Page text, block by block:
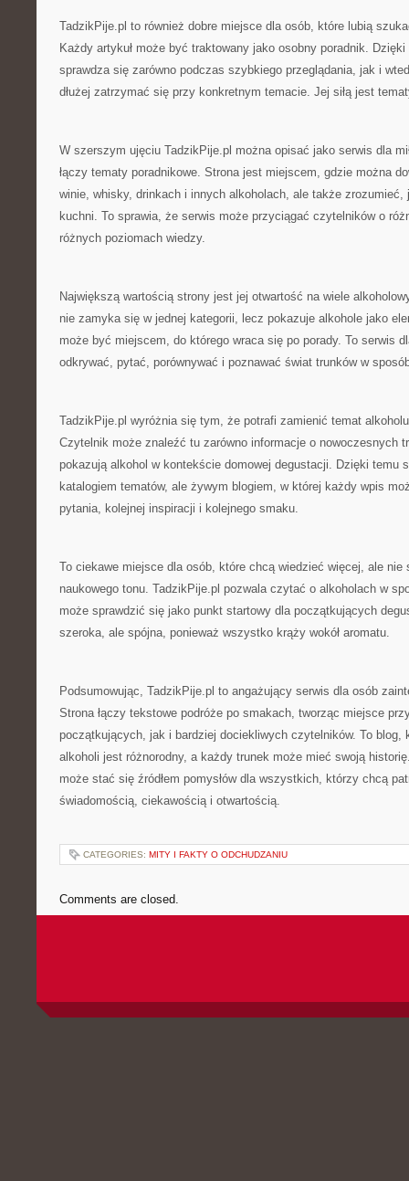
TadzikPije.pl to również dobre miejsce dla osób, które lubią
Każdy artykuł może być traktowany jako osobny poradnik.
sprawdza się zarówno podczas szybkiego przeglądania, jak i
dłużej zatrzymać się przy konkretnym temacie. Jej siłą jest
W szerszym ujęciu TadzikPije.pl można opisać jako serwis dla
łączy tematy poradnikowe. Strona jest miejscem, gdzie można
winie, whisky, drinkach i innych alkoholach, ale także zrozumieć,
kuchni. To sprawia, że serwis może przyciągać czytelników o
różnych poziomach wiedzy.
Największą wartością strony jest jej otwartość na wiele
nie zamyka się w jednej kategorii, lecz pokazuje alkohole jako
może być miejscem, do którego wraca się po porady. To serwis
odkrywać, pytać, porównywać i poznawać świat trunków w
TadzikPije.pl wyróżnia się tym, że potrafi zamienić temat
Czytelnik może znaleźć tu zarówno informacje o nowoczesnych
pokazują alkohol w kontekście domowej degustacji. Dzięki temu
katalogiem tematów, ale żywym blogiem, w której każdy wpis
pytania, kolejnej inspiracji i kolejnego smaku.
To ciekawe miejsce dla osób, które chcą wiedzieć więcej, ale nie
naukowego tonu. TadzikPije.pl pozwala czytać o alkoholach w
może sprawdzić się jako punkt startowy dla początkujących
szeroka, ale spójna, ponieważ wszystko krąży wokół aromatu.
Podsumowując, TadzikPije.pl to angażujący serwis dla osób
Strona łączy tekstowe podróże po smakach, tworząc miejsce
początkujących, jak i bardziej dociekliwych czytelników. To blog,
alkoholi jest różnorodny, a każdy trunek może mieć swoją
może stać się źródłem pomysłów dla wszystkich, którzy chcą
świadomością, ciekawością i otwartością.
CATEGORIES: MITY I FAKTY O ODCHUDZANIU
Comments are closed.